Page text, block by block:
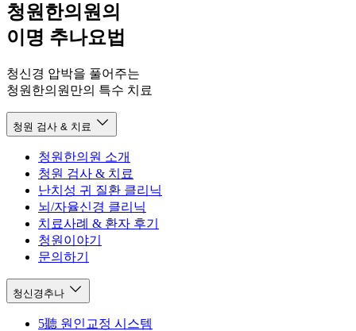
청원한의원의
이명 추나요법
청신경 압박을 풀어주는
청원한의원만의 특수 치료
청원 검사 & 치료
청원한의원 소개
청원 검사 & 치료
난치성 귀 질환 클리닉
뇌/자율신경 클리닉
치료사례 & 환자 후기
청원이야기
문의하기
청신경추나
5聽 원인교정 시스템